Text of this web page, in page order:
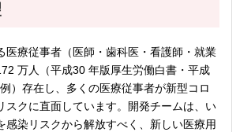
医療従事者（医師・歯科医・看護師・就業
万人（平成30 年版厚生労働白書・平成
）存在し、多くの医療従事者が新型コロ
スクに直面しています。開発チームは、い
感染リスクから解放すべく、新しい医療用